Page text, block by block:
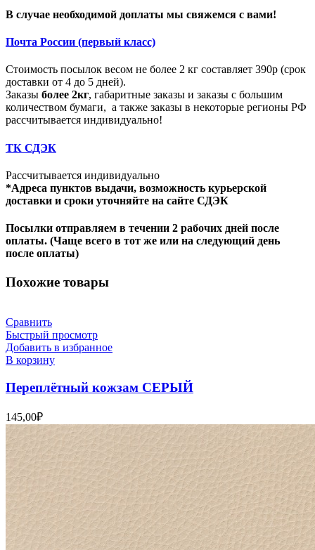
В случае необходимой доплаты мы свяжемся с вами!
Почта России (первый класс)
Стоимость посылок весом не более 2 кг составляет 390р (срок
доставки от 4 до 5 дней).
Заказы более 2кг, габаритные заказы и заказы с большим
количеством бумаги, а также заказы в некоторые регионы РФ
рассчитывается индивидуально!
ТК СДЭК
Рассчитывается индивидуально
*Адреса пунктов выдачи, возможность курьерской
доставки и сроки уточняйте на сайте СДЭК
Посылки отправляем в течении 2 рабочих дней после
оплаты. (Чаще всего в тот же или на следующий день
после оплаты)
Похожие товары
Сравнить
Быстрый просмотр
Добавить в избранное
В корзину
Переплётный кожзам СЕРЫЙ
145,00₽